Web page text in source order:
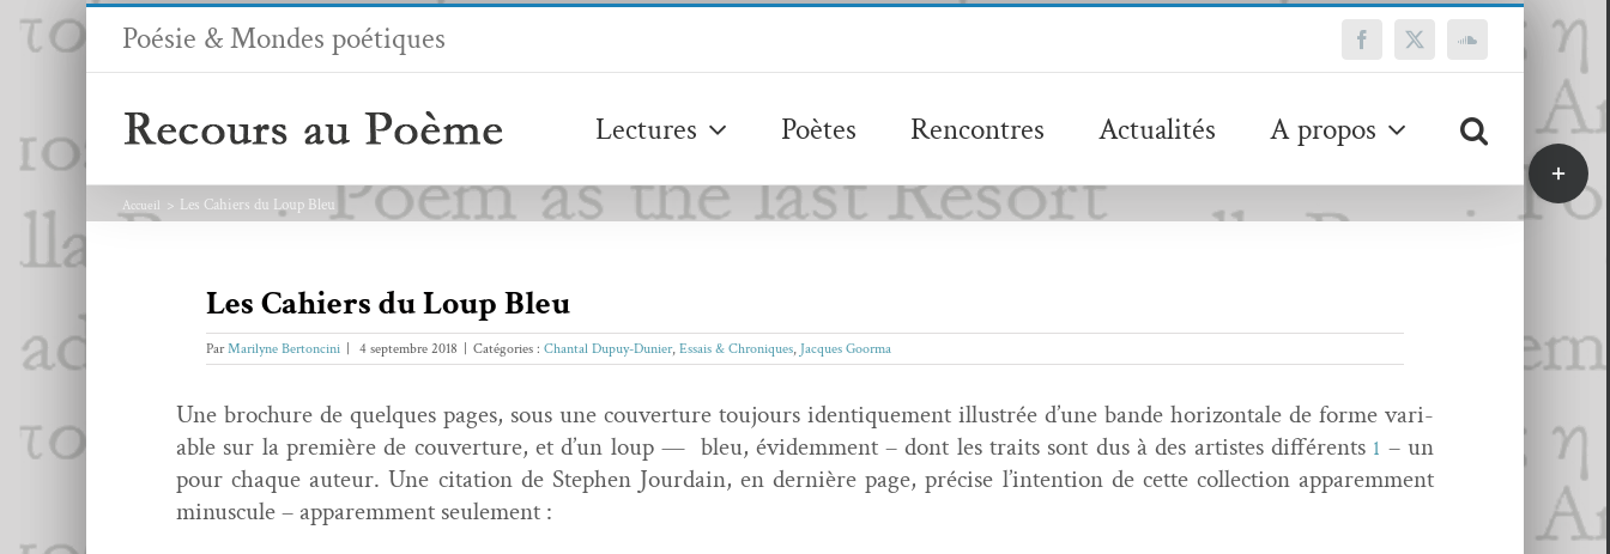
Passer
Poésie & Mondes poétiques Facebook
X SoundCloud
Lectures Poètes Rencontres Actualités A propos
Accueil Les Cahiers du Loup Bleu
Les Cahiers du Loup Bleu
ParMarilyne Bertoncini 4 septembre 2018 Catégories : Chantal Dupuy-Dunier, Essais & Chroniques, Jacques Goorma
Une brochure de quelques pages, sous une cou­ver­ture tou­jours iden­tique­ment illus­trée d’une bande hor­i­zon­tale de forme vari­
able sur la pre­mière de cou­ver­ture, et d’un loup — bleu, évidem­ment – dont les traits sont dus à des artistes dif­férents 1 – un
pour chaque auteur. Une cita­tion de Stephen Jour­dain, en dernière page, pré­cise l’in­ten­tion de cette col­lec­tion apparem­ment
minus­cule – apparem­ment seulement :
Bascule
de
la
barre